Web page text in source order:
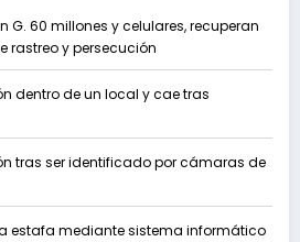
G. 60 millones y celulares, recuperan
rastreo y persecución
dentro de un local y cae tras
tras ser identificado por cámaras de
estafa mediante sistema informático